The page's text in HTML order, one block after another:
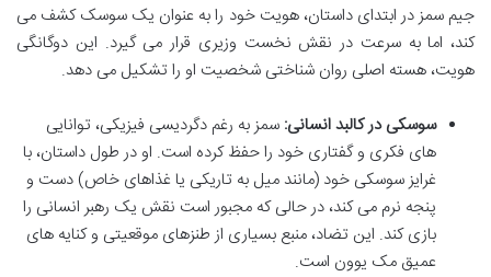
جیم سمز در ابتدای داستان، هویت خود را به عنوان یک سوسک کشف می
کند، اما به سرعت در نقش نخست وزیری قرار می گیرد. این دوگانگی
هویت، هسته اصلی روان شناختی شخصیت او را تشکیل می دهد.
سوسکی در کالبد انسانی: سمز به رغم دگردیسی فیزیکی، توانایی
های فکری و گفتاری خود را حفظ کرده است. او در طول داستان، با
غرایز سوسکی خود (مانند میل به تاریکی یا غذاهای خاص) دست و
پنجه نرم می کند، در حالی که مجبور است نقش یک رهبر انسانی را
بازی کند. این تضاد، منبع بسیاری از طنزهای موقعیتی و کنایه های
عمیق مک یوون است.